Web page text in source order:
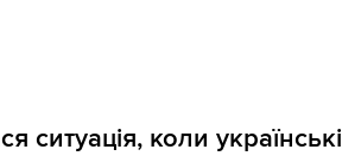
ситуація, коли українські